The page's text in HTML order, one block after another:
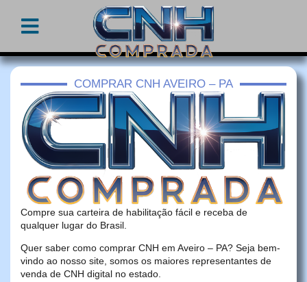
COMPRAR CNH AVEIRO – PA
Compre sua carteira de habilitação fácil e receba de
qualquer lugar do Brasil.
Quer saber como comprar CNH em Aveiro – PA? Seja bem-
vindo ao nosso site, somos os maiores representantes de
venda de CNH digital no estado.